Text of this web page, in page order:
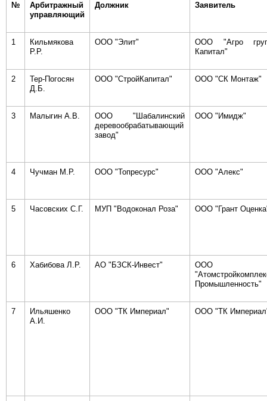
№
Арбитражный
управляющий
Должник Заявитель
1
Кильмякова
Р.Р.
ООО "Элит"
ООО "Агро
Капитал"
2
Тер-Погосян
Д.Б.
ООО "СтройКапитал" ООО "СК Монтаж"
3 Малыгин А.В.
ООО "Шабалинский
деревообрабатывающий
завод"
ООО "Имидж"
4 Чучман М.Р. ООО "Топресурс" ООО "Алекс"
5 Часовских С.Г. МУП "Водоконал Роза" ООО "Грант
6 Хабибова Л.Р. АО "БЗСК-Инвест"
ООО
Промышленность"
7
Ильяшенко
А.И.
ООО "ТК Империал" ООО "ТК